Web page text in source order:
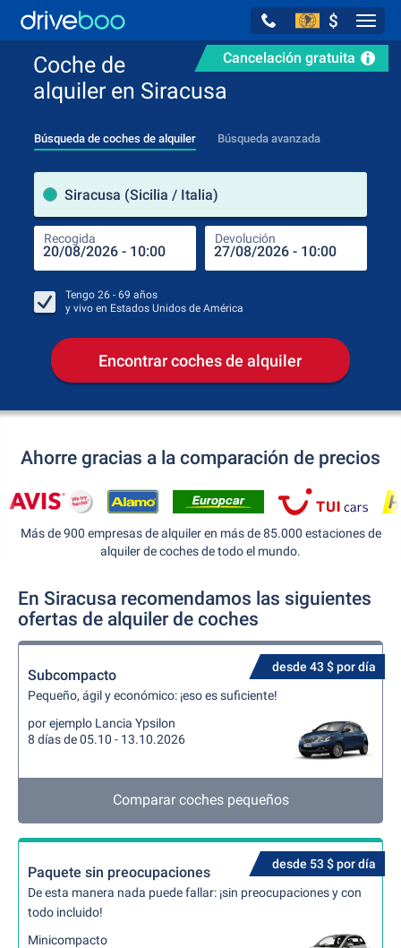
$
Cancelación gratuita
Coche de
alquiler en Siracusa
Búsqueda de coches de alquiler Búsqueda avanzada
Siracusa (Sicilia / Italia)
Recogida Devolución
Tengo 26 - 69 años
y vivo en Estados Unidos de América
Encontrar coches de alquiler
Ahorre gracias a la comparación de precios
Más de 900 empresas de alquiler en más de 85.000 estaciones de
alquiler de coches de todo el mundo.
En Siracusa recomendamos las siguientes
ofertas de alquiler de coches
desde 43 $ por día
Subcompacto
Pequeño, ágil y económico: ¡eso es suficiente!
por ejemplo Lancia Ypsilon
8 días de 05.10 - 13.10.2026
Comparar coches pequeños
desde 53 $ por día
Paquete sin preocupaciones
De esta manera nada puede fallar: ¡sin preocupaciones y con
todo incluido!
Minicompacto